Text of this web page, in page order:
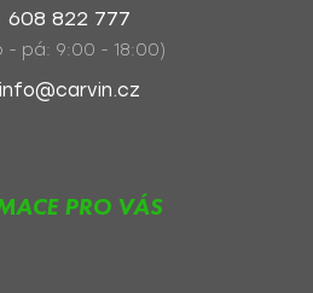
608 822 777
- pá: 9:00 - 18:00)
info@carvin.cz
PRO VÁS